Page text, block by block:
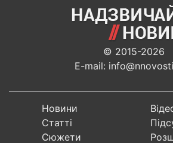
© 2015-2026
E-mail:
Новини
Статті
Сюжети